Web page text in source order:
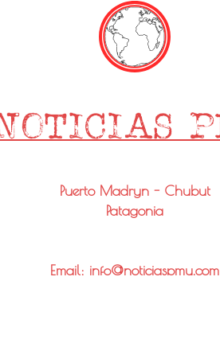
Puerto Madryn - Chubut
Patagonia
Email: info@noticiaspmy.com